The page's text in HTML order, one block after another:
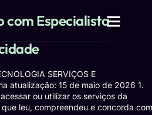
com Especialista
SERVIÇOS E
atualização: 15 de maio de 2026 1.
ou utilizar os serviços da
que leu, compreendeu e concorda com